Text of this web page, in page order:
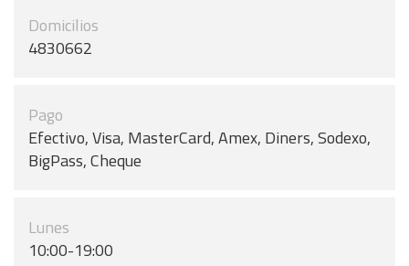
Domicilios
4830662
Pago
Efectivo, Visa, MasterCard, Amex, Diners, Sodexo,
BigPass, Cheque
Lunes
10:00-19:00